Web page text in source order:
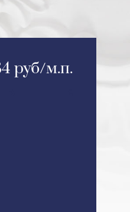
руб/м.п.